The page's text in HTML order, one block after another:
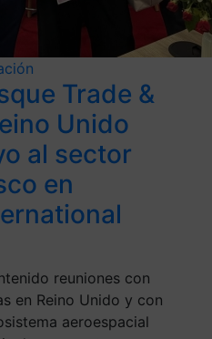
Trade &
Unido
al sector
en
reuniones con
en Reino Unido y con
aeroespacial